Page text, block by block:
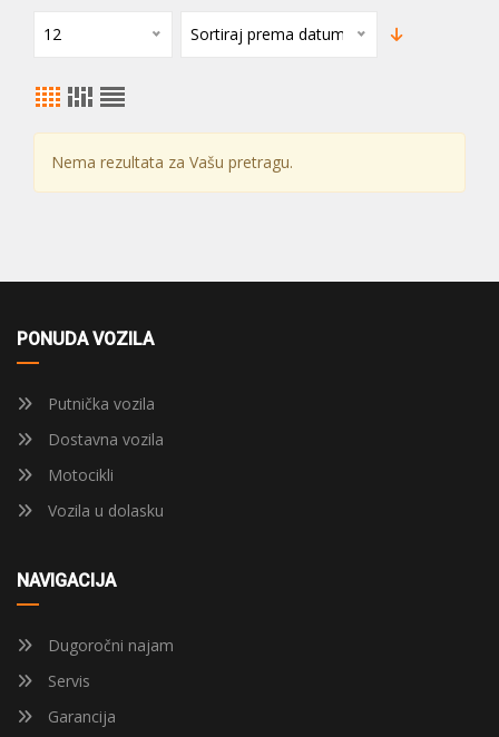
12 Sortiraj prema datumu
Nema rezultata za Vašu pretragu.
PONUDA VOZILA
Putnička vozila
Dostavna vozila
Motocikli
Vozila u dolasku
NAVIGACIJA
Dugoročni najam
Servis
Garancija